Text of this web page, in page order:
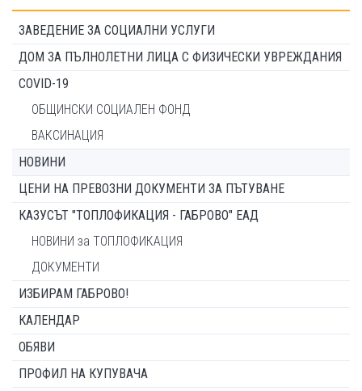
ЗАВЕДЕНИЕ ЗА СОЦИАЛНИ УСЛУГИ
ДОМ ЗА ПЪЛНОЛЕТНИ ЛИЦА С ФИЗИЧЕСКИ УВРЕЖДАНИЯ
COVID-19
ОБЩИНСКИ СОЦИАЛЕН ФОНД
ВАКСИНАЦИЯ
НОВИНИ
ЦЕНИ НА ПРЕВОЗНИ ДОКУМЕНТИ ЗА ПЪТУВАНЕ
КАЗУСЪТ "ТОПЛОФИКАЦИЯ - ГАБРОВО" ЕАД
НОВИНИ за ТОПЛОФИКАЦИЯ
ДОКУМЕНТИ
ИЗБИРАМ ГАБРОВО!
КАЛЕНДАР
ОБЯВИ
ПРОФИЛ НА КУПУВАЧА